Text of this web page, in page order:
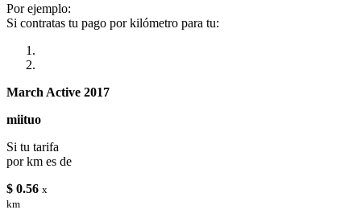
Por ejemplo:
Si contratas tu pago por kilómetro para tu:
March Active 2017
miituo
Si tu tarifa
por km es de
$ 0.56 x
km